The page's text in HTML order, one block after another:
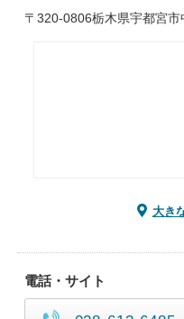
〒320-0806栃木県宇都宮
大き
電話・サイト